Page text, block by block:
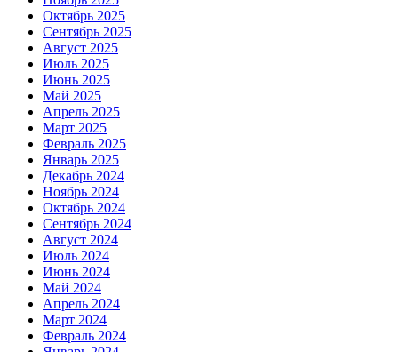
Октябрь 2025
Сентябрь 2025
Август 2025
Июль 2025
Июнь 2025
Май 2025
Апрель 2025
Март 2025
Февраль 2025
Январь 2025
Декабрь 2024
Ноябрь 2024
Октябрь 2024
Сентябрь 2024
Август 2024
Июль 2024
Июнь 2024
Май 2024
Апрель 2024
Март 2024
Февраль 2024